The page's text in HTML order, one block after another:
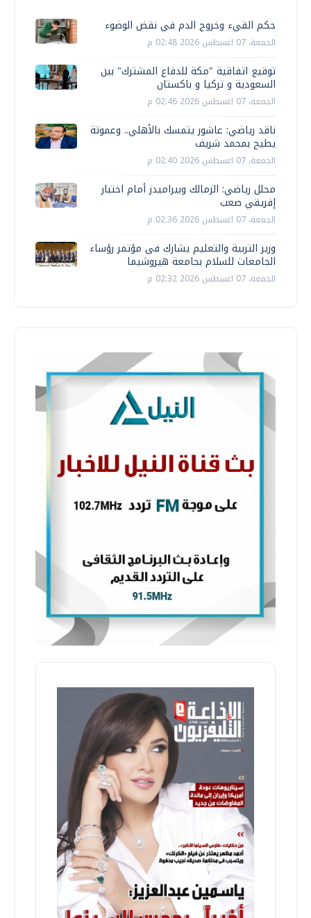
حكم القيء وخروج الدم في نقض الوضوء
الجمعة، 07 اغسطس 2026 02:48 م
توقيع اتفاقية "مكة للدفاع المشترك" بين
السعودية و تركيا و باكستان
الجمعة، 07 اغسطس 2026 02:46 م
ناقد رياضي: عاشور يتمسك بالأهلي.. وعموتة
يطيح بمحمد شريف
الجمعة، 07 اغسطس 2026 02:40 م
محلل رياضي: الزمالك وبيراميدز أمام اختبار
إفريقي صعب
الجمعة، 07 اغسطس 2026 02:36 م
وزير التربية والتعليم يشارك فى مؤتمر رؤساء
الجامعات للسلام بجامعة هيروشيما
الجمعة، 07 اغسطس 2026 02:32 م